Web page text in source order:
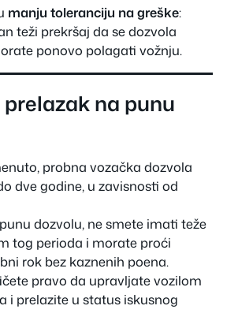
manju toleranciju na greške:
teži prekršaj da se dozvola
ponovo polagati vožnju.
na punu
probna vozačka dozvola
dve godine, u zavisnosti od
dozvolu, ne smete imati teže
tog perioda i morate proći
rok bez kaznenih poena.
pravo da upravljate vozilom
i prelazite u status iskusnog